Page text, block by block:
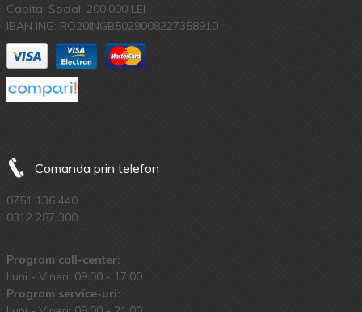
Capital Social: 200.000 LEI
IBAN ING: RO20INGB5029008227358910
Comanda prin telefon
0751 136 440
0312 287 300
Program call-center:
Luni - Vineri: 09:00 - 17:00
Program service-uri: